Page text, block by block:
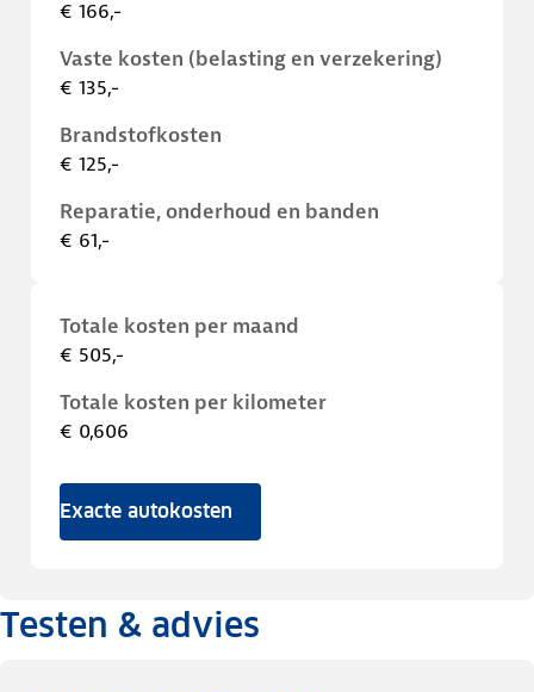
€ 166,-
Vaste kosten (belasting en verzekering)
€ 135,-
Brandstofkosten
€ 125,-
Reparatie, onderhoud en banden
€ 61,-
Totale kosten per maand
€ 505,-
Totale kosten per kilometer
€ 0,606
Exacte autokosten
Testen & advies